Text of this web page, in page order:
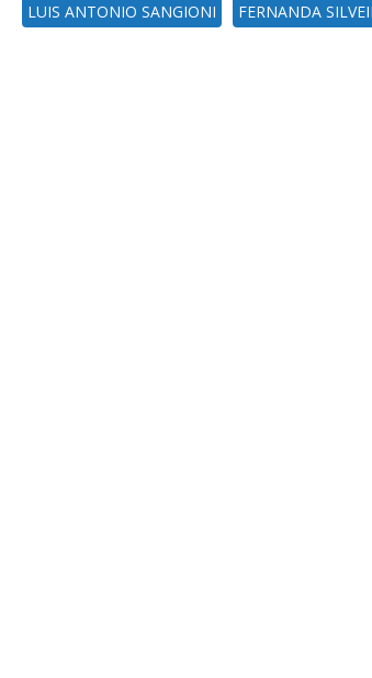
LUIS ANTONIO SANGIONI FERNANDA